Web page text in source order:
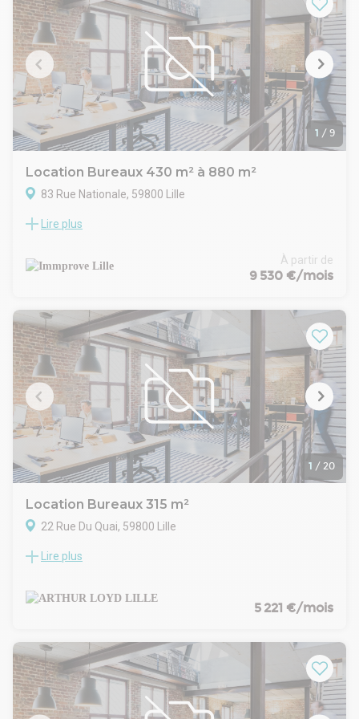
PMR, du parking, un espace convivialité ainsi qu'une salle de
pause. Vous bénéficierez également des avantages de la
Zone Franche Urbaine.
1 / 9
Location Bureaux 430 m² à 880 m²
83 Rue Nationale, 59800 Lille
Immprove vous propose une surface en rez-de-chaussée
à proximité immédiate de la Grand Place, au pied de divers
commerces et services. Proximité transports en commun,
Lire plus
À partir de
9 530 €/mois
1 / 20
Location Bureaux 315 m²
22 Rue Du Quai, 59800 Lille
Situés en plein centre de Lille, ces bureaux à vendre ou à
souhaitant s'installer dans un cadre professionnel privilégié.
Leur emplacement stratégique permet un accès rapide aux
à la gare Lille Flandres en quelques minutes. Les locaux sont
cloisonnés et câblés pour une organisation de travail
immédiate et efficace. La luminosité naturelle, apportée par
de grandes fenêtres à double vitrage, assure un
Lire plus
5 221 €/mois